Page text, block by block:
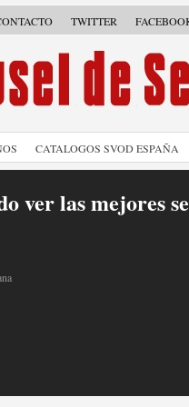
TWITTER
CATALOGOS SVOD ESPAÑA
ver las mejores